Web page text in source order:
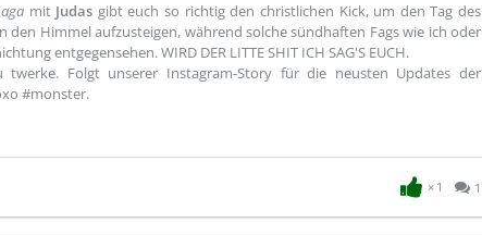
mit Judas gibt euch so richtig den christlichen Kick, um den Tag des
den Himmel aufzusteigen, während solche sündhaften Fags wie ich oder
entgegensehen. WIRD DER LITTE SHIT ICH SAG'S EUCH.
Folgt unserer Instagram-Story für die neusten Updates der
#monster.
1 1